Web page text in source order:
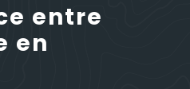
entre
en